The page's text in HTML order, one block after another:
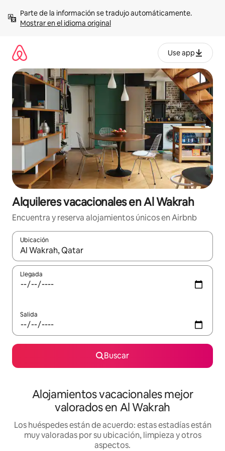
contenidoMostrar en el idioma original
Use app
Alquileres vacacionales en Al Wakrah
Encuentra y reserva alojamientos únicos en Airbnb
Ubicación
Cuando los resultados estén disponibles, navega con las
Llegada
Salida
Buscar
Alojamientos vacacionales mejor
valorados en Al Wakrah
Los huéspedes están de acuerdo: estas estadías están
muy valoradas por su ubicación, limpieza y otros
aspectos.